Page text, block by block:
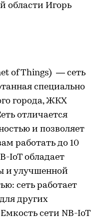
области Игорь
of Things) — сеть
специально
города, ЖКХ
отличается
и позволяет
работать до 10
IoT обладает
и улучшенной
сеть работает
других
сети NB-IoT